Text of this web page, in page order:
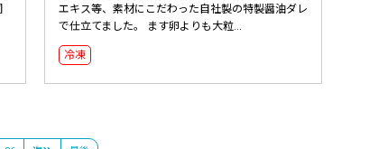
エキス等、素材にこだわった自社製の特製醤油ダレ
で仕立てました。 ます卵よりも大粒...
冷凍